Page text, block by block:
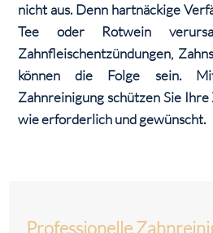
nicht aus. Denn hartnäckige
Tee oder Rotwein
Zahnfleischentzündungen,
können die Folge sein.
Zahnreinigung schützen Sie
wie erforderlich und gewünscht.
Professionelle